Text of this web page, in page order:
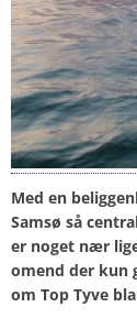
Med en
Samsø så
er noget nær
omend der kun
om Top Tyve